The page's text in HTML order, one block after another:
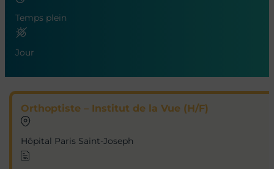
Temps plein
Jour
Orthoptiste – Institut de la Vue (H/F)
Hôpital Paris Saint-Joseph